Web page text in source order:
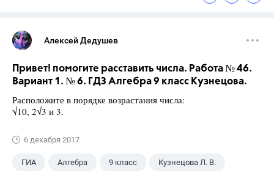
Алексей Дедушев
Привет! помогите расставить числа. Работа № 46.
Вариант 1. № 6. ГДЗ Алгебра 9 класс Кузнецова.
Расположите в порядке возрастания числа:
√10, 2√3 и 3.
6 декабря 2017
ГИА Алгебра 9 класс Кузнецова Л. В.